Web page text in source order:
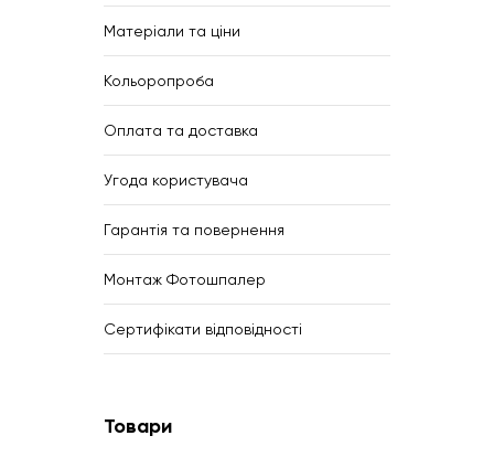
Матеріали та ціни
Кольоропроба
Оплата та доставка
Угода користувача
Гарантія та повернення
Монтаж Фотошпалер
Сертифікати відповідності
Товари